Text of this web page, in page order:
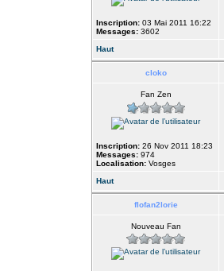
Inscription: 03 Mai 2011 16:22
Messages: 3602
Haut
cloko
Fan Zen
Inscription: 26 Nov 2011 18:23
Messages: 974
Localisation: Vosges
Haut
flofan2lorie
Nouveau Fan